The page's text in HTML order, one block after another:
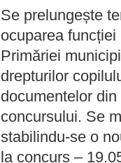
Se prelungește
ocuparea
Primăriei
drepturilor
documentelor
concursului. Se
stabilindu-se o
la concurs –